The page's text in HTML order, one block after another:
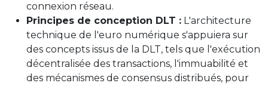
connexion réseau.
Principes de conception DLT : L'architecture
technique de l'euro numérique s'appuiera sur
des concepts issus de la DLT, tels que l'exécution
décentralisée des transactions, l'immuabilité et
des mécanismes de consensus distribués, pour